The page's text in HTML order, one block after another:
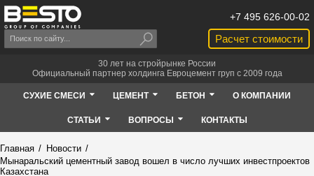
Расчет стоимости
+7 495 626-00-02
30 лет на стройрынке России
Официальный партнер холдинга Евроцемент груп с 2009 года
СУХИЕ СМЕСИ ЦЕМЕНТ БЕТОН О КОМПАНИИ
СТАТЬИ ВОПРОСЫ КОНТАКТЫ
Главная / Новости /
Мынаральский цементный завод вошел в число лучших инвестпроектов
Казахстана